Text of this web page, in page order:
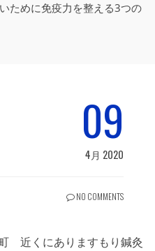
ために免疫力を整える3つの
09
4月 2020
NO COMMENTS
近くにありますもり鍼灸